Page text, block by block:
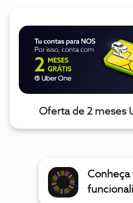
Oferta de 2 meses
Conheça